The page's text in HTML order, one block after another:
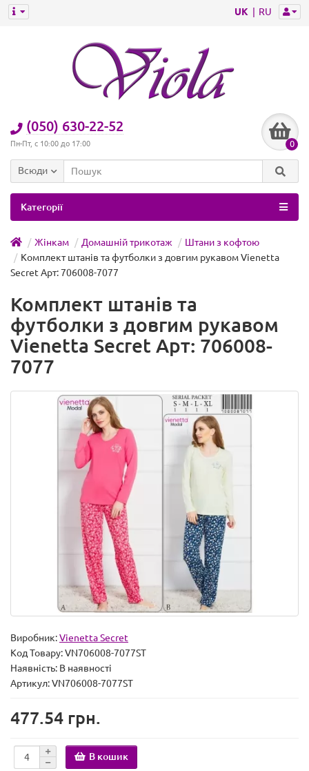
UK RU
(050) 630-22-52
Пн-Пт, с 10:00 до 17:00 0
Всюди
Категорії
Жінкам Домашній трикотаж
Штани з кофтою
Комплект штанів та футболки з довгим рукавом Vienetta
Secret Арт: 706008-7077
Комплект штанів та
футболки з довгим рукавом
Vienetta Secret Арт: 706008-
7077
Виробник:Vienetta Secret
Код Товару:VN706008-7077ST
Наявність: В наявності
Артикул: VN706008-7077ST
477.54 грн.
В кошик